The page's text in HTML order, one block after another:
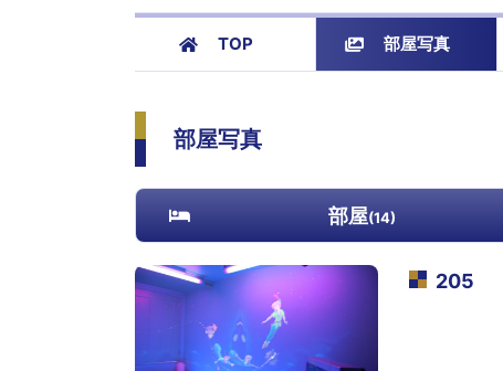
TOP 部屋写真
部屋写真
部屋(14)
205